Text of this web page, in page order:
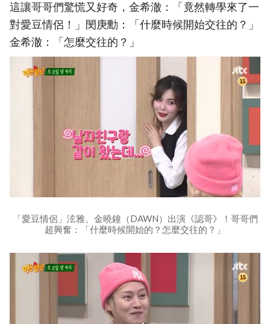
這讓哥哥們驚慌又好奇，金希澈：「竟然轉學來了一
對愛豆情侶！」閔庚勳：「什麼時候開始交往的？」
金希澈：「怎麼交往的？」
「愛豆情侶」泫雅、金曉鐘（DAWN）出演《認哥》！哥哥們
超興奮：「什麼時候開始的？怎麼交往的？」